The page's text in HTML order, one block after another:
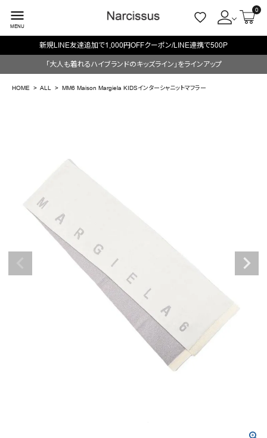
menu
MENU
0
ようこそ ゲスト 様
person
BRAND
新規LINE友達追加で1,000円OFFクーポン/LINE連携で500P
「大人も着れるハイブランドのキッズライン」をラインアップ
HOME ALL MM6 Maison Margiela KIDSインターシャニットマフラー